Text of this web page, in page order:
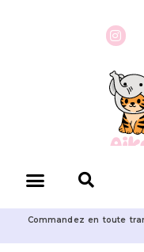
Commandez en toute